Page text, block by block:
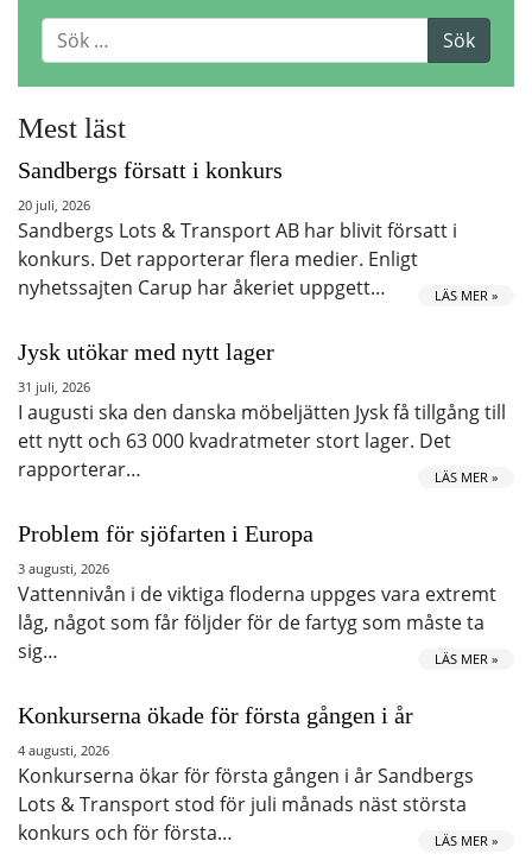
Mest läst
Sandbergs försatt i konkurs
20 juli, 2026
Sandbergs Lots & Transport AB har blivit försatt i
konkurs. Det rapporterar flera medier. Enligt
nyhetssajten Carup har åkeriet uppgett…
LÄS MER »
Jysk utökar med nytt lager
31 juli, 2026
I augusti ska den danska möbeljätten Jysk få tillgång till
ett nytt och 63 000 kvadratmeter stort lager. Det
rapporterar…
LÄS MER »
Problem för sjöfarten i Europa
3 augusti, 2026
Vattennivån i de viktiga floderna uppges vara extremt
låg, något som får följder för de fartyg som måste ta
sig…
LÄS MER »
Konkurserna ökade för första gången i år
4 augusti, 2026
Konkurserna ökar för första gången i år Sandbergs
Lots & Transport stod för juli månads näst största
konkurs och för första…
LÄS MER »